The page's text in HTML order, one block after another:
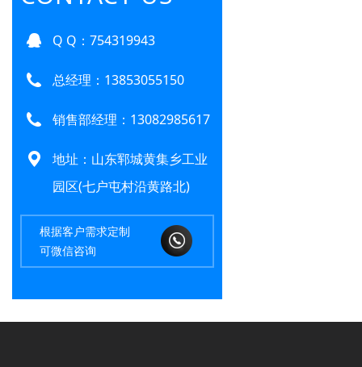
Q Q：754319943
总经理： 13853055150
销售部经理：13082985617
地址：山东郓城黄集乡工业
园区(七户屯村沿黄路北)
根据客户需求定制
可微信咨询